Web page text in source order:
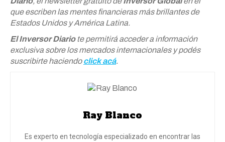
que escriben las mentes financieras más brillantes de
Estados Unidos y América Latina.
El Inversor Diariote permitirá acceder a información
exclusiva sobre los mercados internacionales y podés
suscribirte haciendoclick acá.
Ray Blanco
Es experto en tecnología especializado en encontrar las